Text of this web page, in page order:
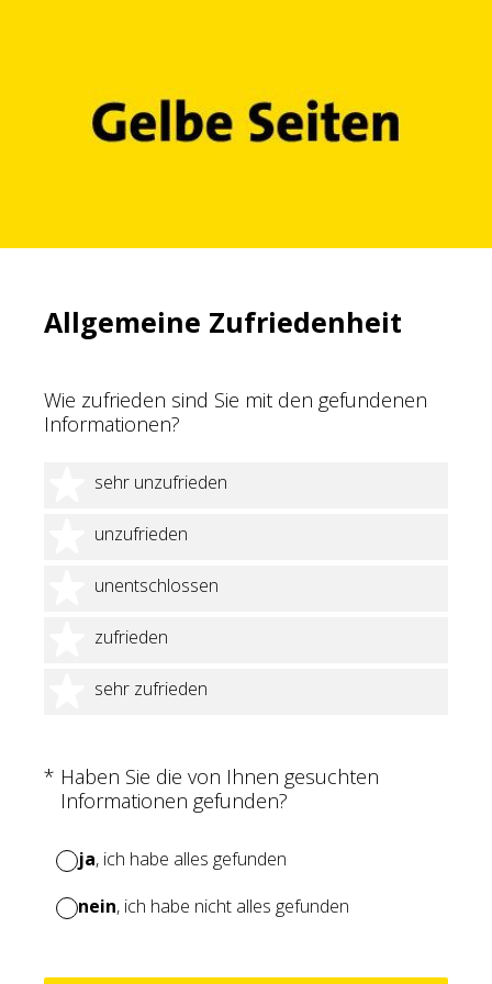
Allgemeine Zufriedenheit
Wie zufrieden sind Sie mit den gefundenen
Informationen?
sehr unzufrieden
1 Stern
unzufrieden
2 Sterne
unentschlossen
3 Sterne
zufrieden
4 Sterne
sehr zufrieden
5 Sterne
* Haben Sie die von Ihnen gesuchten
Informationen gefunden?
(Erforderlich.)
ja, ich habe alles gefunden
nein, ich habe nicht alles gefunden